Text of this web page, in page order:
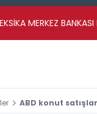
MERKEZ
ABD konut